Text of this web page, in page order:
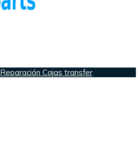
Reparación Cajas transfer